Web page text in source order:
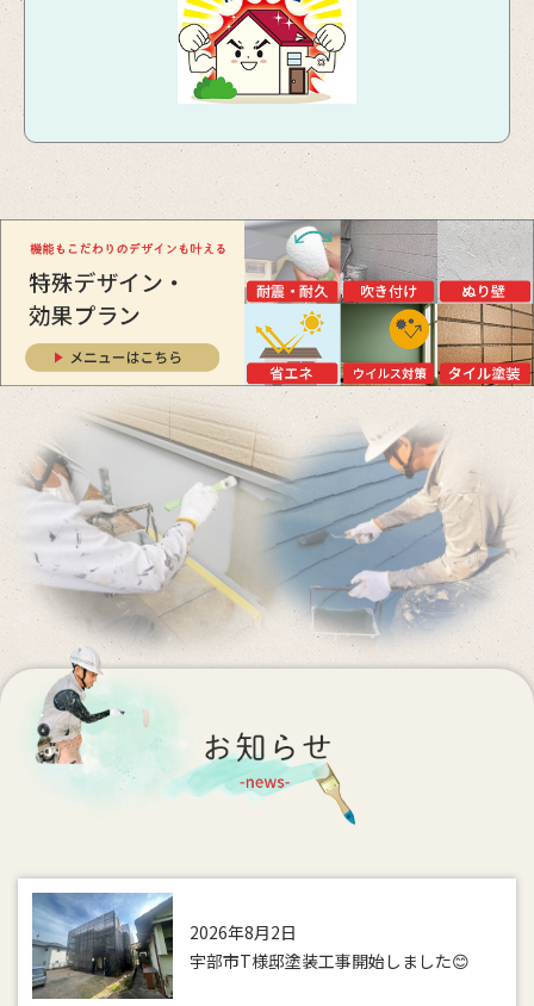
2026年8月2日
宇部市T様邸塗装工事開始しました😊